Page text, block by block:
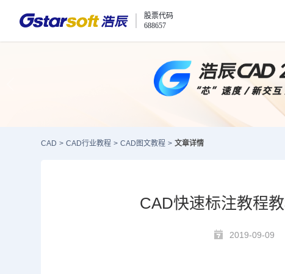
股票代码
688657
CAD > CAD行业教程 > CAD图文教程 > 文章详情
CAD快速标注教程
2019-09-09